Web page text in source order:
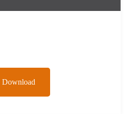
Download